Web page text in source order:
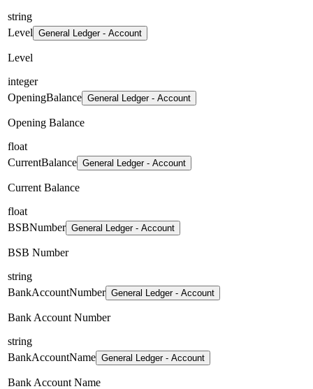
string
Level General Ledger - Account
Level
integer
OpeningBalance General Ledger - Account
Opening Balance
float
CurrentBalance General Ledger - Account
Current Balance
float
BSBNumber General Ledger - Account
BSB Number
string
BankAccountNumber General Ledger - Account
Bank Account Number
string
BankAccountName General Ledger - Account
Bank Account Name